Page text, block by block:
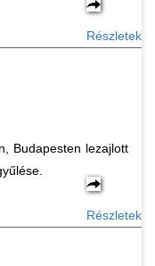
Részletek
Budapesten lezajlott
Részletek